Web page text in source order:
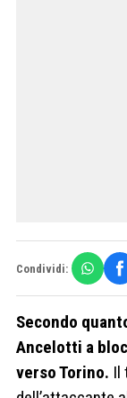
Condividi:
Secondo
Ancelotti a
verso Torino. Il